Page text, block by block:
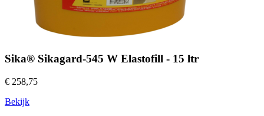
Sika® Sikagard-545 W Elastofill - 15 ltr
€ 258,75
Bekijk